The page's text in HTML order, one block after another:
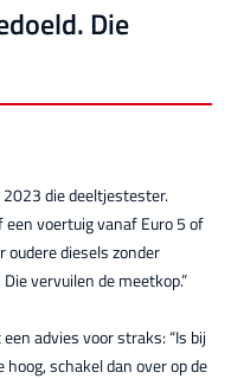
Die
die deeltjestester.
een voertuig vanaf Euro 5 of
diesels zonder
vervuilen de meetkop.”
advies voor straks: “Is bij
schakel dan over op de